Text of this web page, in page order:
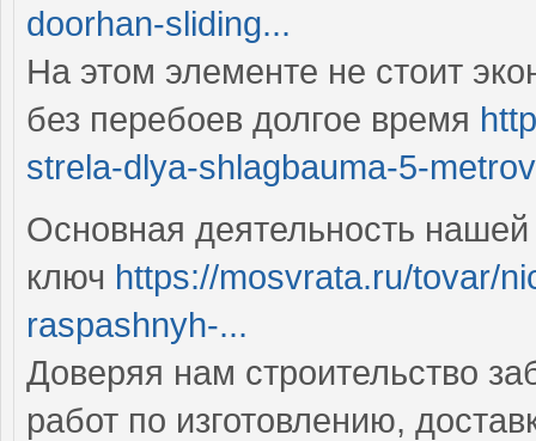
doorhan-sliding...
На этом элементе не стоит
без перебоев долгое время
strela-dlya-shlagbauma-5-
Основная деятельность
ключ https://mosvrata.ru/tovar/
raspashnyh-...
Доверяя нам строительство
работ по изготовлению,